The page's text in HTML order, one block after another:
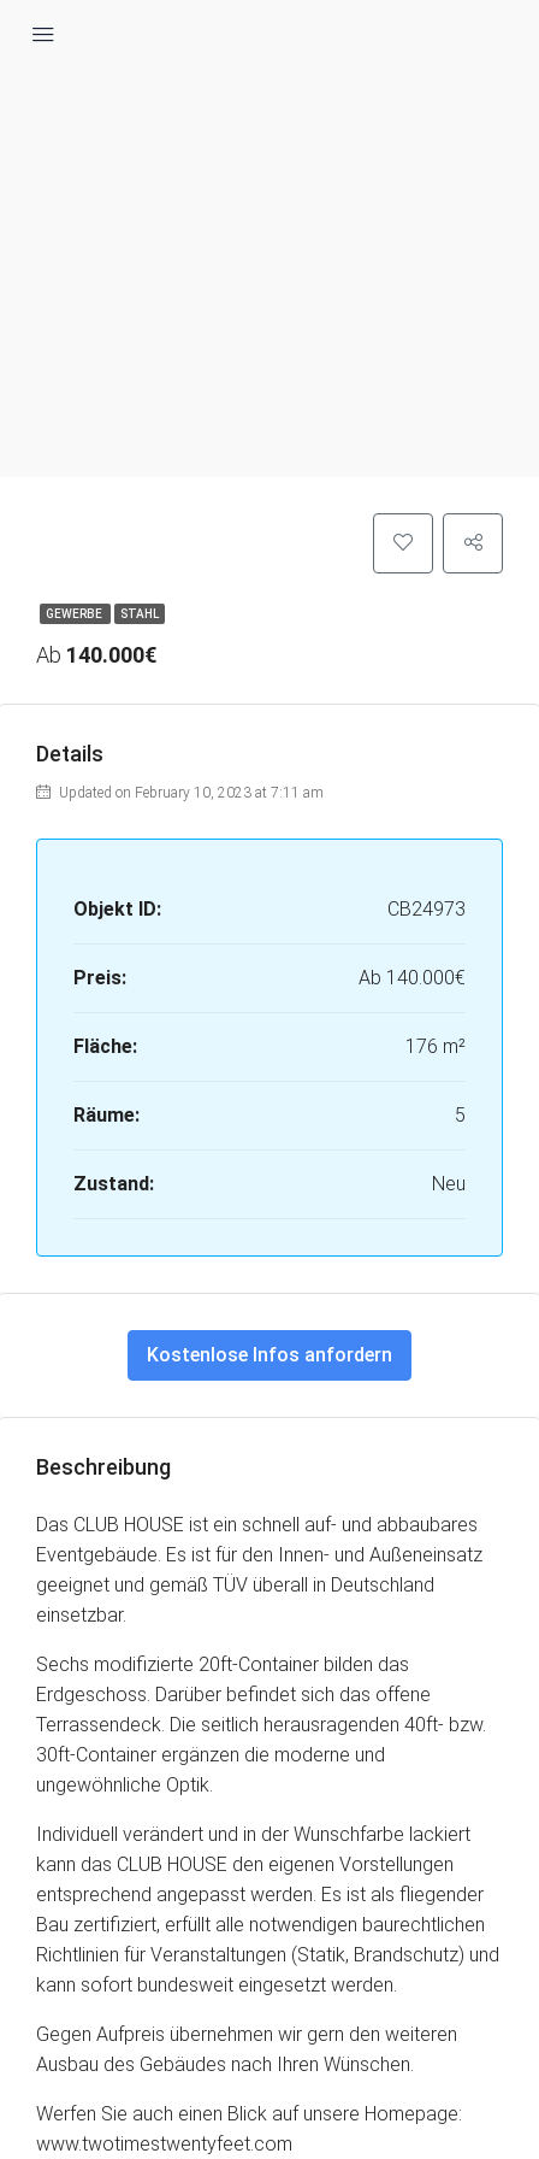
GEWERBE STAHL
Ab 140.000€
Details
Updated on February 10, 2023 at 7:11 am
Objekt ID: CB24973
Preis: Ab 140.000€
Fläche: 176 m²
Räume: 5
Zustand: Neu
Kostenlose Infos anfordern
Beschreibung
Das CLUB HOUSE ist ein schnell auf- und abbaubares
Eventgebäude. Es ist für den Innen- und Außeneinsatz
geeignet und gemäß TÜV überall in Deutschland
einsetzbar.
Sechs modifizierte 20ft-Container bilden das
Erdgeschoss. Darüber befindet sich das offene
Terrassendeck. Die seitlich herausragenden 40ft- bzw.
30ft-Container ergänzen die moderne und
ungewöhnliche Optik.
Individuell verändert und in der Wunschfarbe lackiert
kann das CLUB HOUSE den eigenen Vorstellungen
entsprechend angepasst werden. Es ist als fliegender
Bau zertifiziert, erfüllt alle notwendigen baurechtlichen
Richtlinien für Veranstaltungen (Statik, Brandschutz) und
kann sofort bundesweit eingesetzt werden.
Gegen Aufpreis übernehmen wir gern den weiteren
Ausbau des Gebäudes nach Ihren Wünschen.
Werfen Sie auch einen Blick auf unsere Homepage:
www.twotimestwentyfeet.com